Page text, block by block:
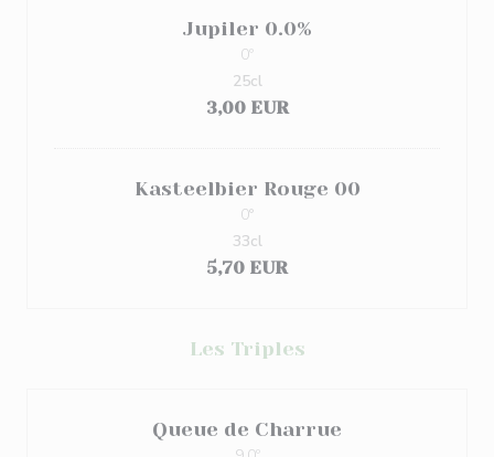
Jupiler 0.0%
0º
3,00 EUR
25cl
Kasteelbier Rouge 00
0°
5,70 EUR
33cl
Les Triples
Queue de Charrue